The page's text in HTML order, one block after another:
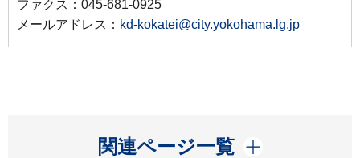
ファクス：045-681-0925
メールアドレス： kd-kokatei@city.yokohama.lg.jp
関連ページ一覧
開く